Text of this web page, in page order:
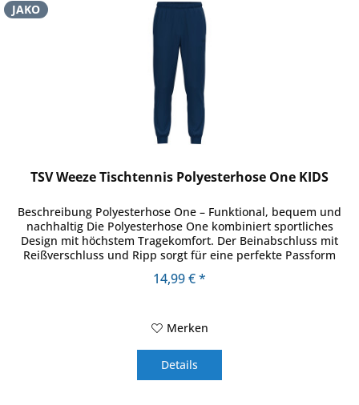
JAKO
TSV Weeze Tischtennis Polyesterhose One KIDS
Beschreibung Polyesterhose One – Funktional, bequem und
nachhaltig Die Polyesterhose One kombiniert sportliches
Design mit höchstem Tragekomfort. Der Beinabschluss mit
Reißverschluss und Ripp sorgt für eine perfekte Passform
14,99 € *
Merken
Details